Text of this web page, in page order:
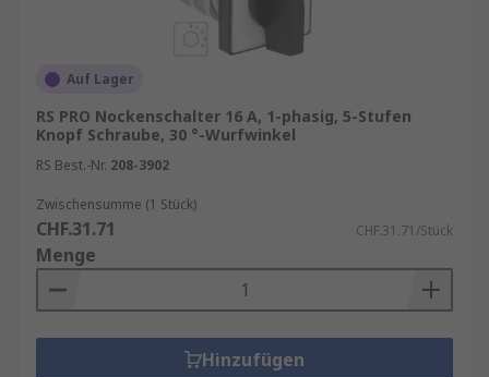
Auf Lager
RS PRO Nockenschalter 16 A, 1-phasig, 5-Stufen
Knopf Schraube, 30 °-Wurfwinkel
RS Best.-Nr. 208-3902
Zwischensumme (1 Stück)
CHF.31.71 CHF.31.71/Stück
Menge
Hinzufügen